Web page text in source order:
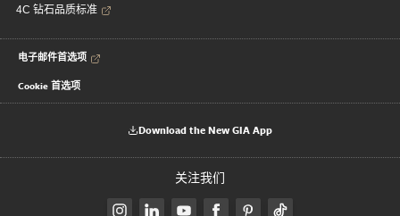
4C 钻石品质标准
电子邮件首选项
Cookie 首选项
Download the New GIA App
关注我们